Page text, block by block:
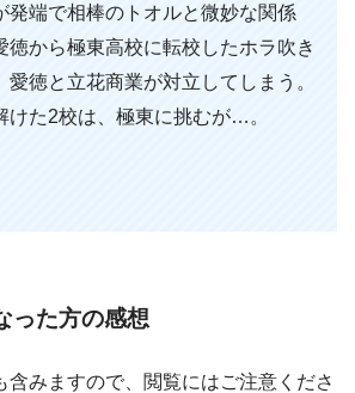
発端で相棒のトオルと微妙な関係
徳から極東高校に転校したホラ吹き
徳と立花商業が対立してしまう。
けた2校は、極東に挑むが…。
った方の感想
含みますので、閲覧にはご注意くださ